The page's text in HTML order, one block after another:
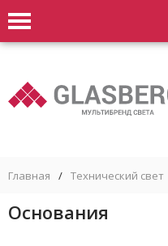
Главная / Технический свет
Основания